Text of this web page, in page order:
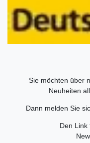
Sie möchten über
Neuheiten
Dann melden Sie
Den Link